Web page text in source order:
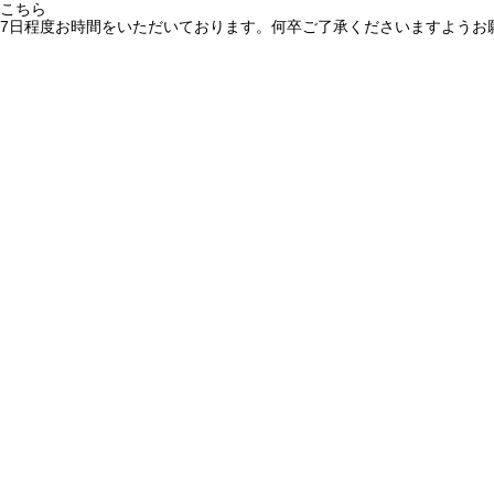
ちら
程度お時間をいただいております。何卒ご了承くださいますようお